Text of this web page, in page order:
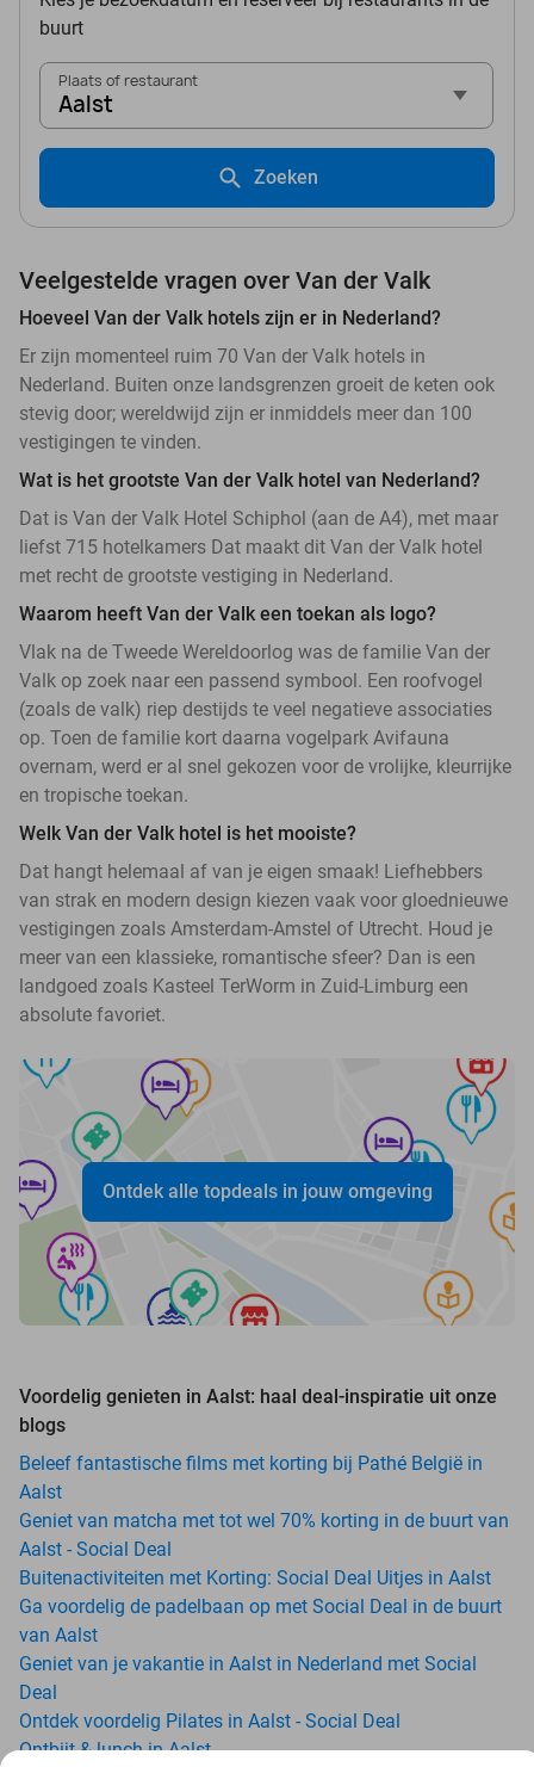
buurt
Plaats of restaurant
Aalst
Zoeken
Veelgestelde vragen over Van der Valk
Hoeveel Van der Valk hotels zijn er in Nederland?
Er zijn momenteel ruim 70 Van der Valk hotels in
Nederland. Buiten onze landsgrenzen groeit de keten ook
stevig door; wereldwijd zijn er inmiddels meer dan 100
vestigingen te vinden.
Wat is het grootste Van der Valk hotel van Nederland?
Dat is Van der Valk Hotel Schiphol (aan de A4), met maar
liefst 715 hotelkamers Dat maakt dit Van der Valk hotel
met recht de grootste vestiging in Nederland.
Waarom heeft Van der Valk een toekan als logo?
Vlak na de Tweede Wereldoorlog was de familie Van der
Valk op zoek naar een passend symbool. Een roofvogel
(zoals de valk) riep destijds te veel negatieve associaties
op. Toen de familie kort daarna vogelpark Avifauna
overnam, werd er al snel gekozen voor de vrolijke, kleurrijke
en tropische toekan.
Welk Van der Valk hotel is het mooiste?
Dat hangt helemaal af van je eigen smaak! Liefhebbers
van strak en modern design kiezen vaak voor gloednieuwe
vestigingen zoals Amsterdam-Amstel of Utrecht. Houd je
meer van een klassieke, romantische sfeer? Dan is een
landgoed zoals Kasteel TerWorm in Zuid-Limburg een
absolute favoriet.
Ontdek alle topdeals in jouw omgeving
Voordelig genieten in Aalst: haal deal-inspiratie uit onze
blogs
Beleef fantastische films met korting bij Pathé België in
Aalst
Geniet van matcha met tot wel 70% korting in de buurt van
Aalst - Social Deal
Buitenactiviteiten met Korting: Social Deal Uitjes in Aalst
Ga voordelig de padelbaan op met Social Deal in de buurt
van Aalst
Geniet van je vakantie in Aalst in Nederland met Social
Deal
Ontdek voordelig Pilates in Aalst - Social Deal
Ontbijt & lunch in Aalst